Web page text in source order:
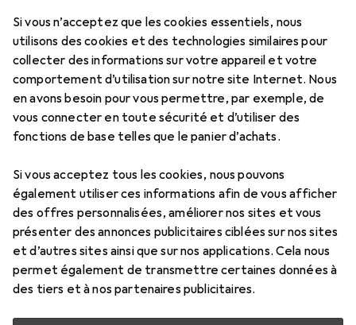
Si vous n’acceptez que les cookies essentiels, nous
utilisons des cookies et des technologies similaires pour
collecter des informations sur votre appareil et votre
comportement d’utilisation sur notre site Internet. Nous
en avons besoin pour vous permettre, par exemple, de
vous connecter en toute sécurité et d’utiliser des
fonctions de base telles que le panier d’achats.
Si vous acceptez tous les cookies, nous pouvons
également utiliser ces informations afin de vous afficher
des offres personnalisées, améliorer nos sites et vous
présenter des annonces publicitaires ciblées sur nos sites
et d’autres sites ainsi que sur nos applications. Cela nous
permet également de transmettre certaines données à
des tiers et à nos partenaires publicitaires.
Porte brosse à dents
ProduitsForum